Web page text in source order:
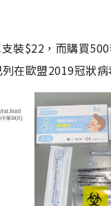
裝$22，而購買
在歐盟2019冠狀